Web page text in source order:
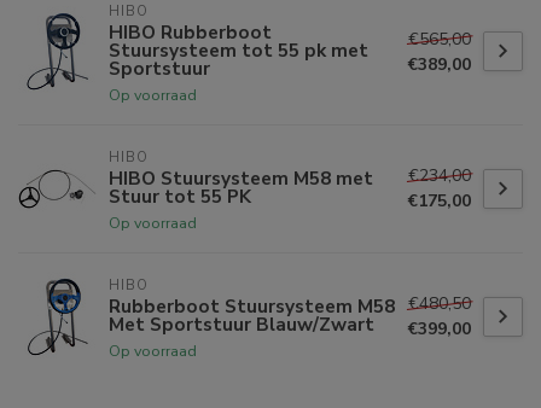
HIBO
HIBO Rubberboot
Stuursysteem tot 55 pk met
Sportstuur
Op voorraad
€565,00
€389,00
HIBO
HIBO Stuursysteem M58 met
Stuur tot 55 PK
Op voorraad
€234,00
€175,00
HIBO
Rubberboot Stuursysteem M58
Met Sportstuur Blauw/Zwart
Op voorraad
€480,50
€399,00